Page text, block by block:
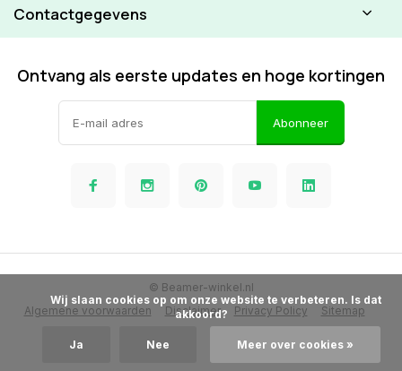
Contactgegevens
Ontvang als eerste updates en hoge kortingen
Abonneer
Algemene voorwaarden Disclaimer Privacy Policy Sitemap
© Beamer-winkel.nl
akkoord?
Ja Nee Meer over cookies »